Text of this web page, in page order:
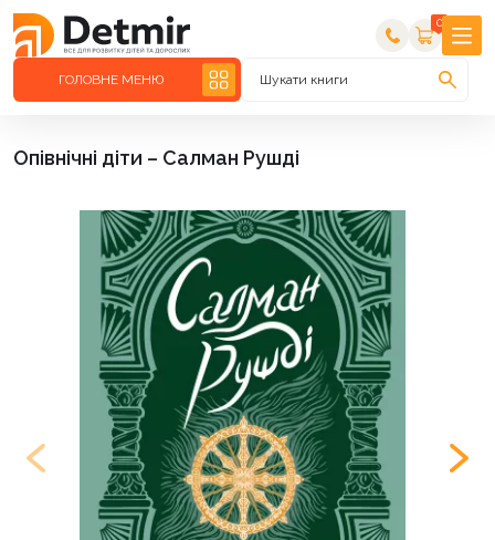
0
ГОЛОВНЕ МЕНЮ Шукати книги
Опівнічні діти – Салман Рушді